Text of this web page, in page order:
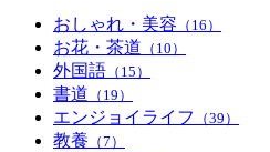
おしゃれ・美容 （16）
お花・茶道 （10）
外国語 （15）
書道 （19）
エンジョイライフ （39）
教養 （7）